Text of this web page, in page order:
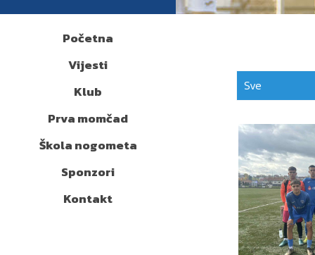
Početna
Vijesti
Klub
Prva momčad
Škola nogometa
Sponzori
Kontakt
Sve